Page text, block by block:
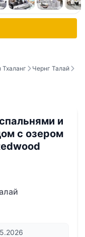
Тхаланг
Чернг Талай
и
с озером